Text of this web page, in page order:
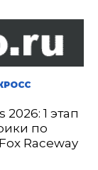
1 этап
по
Raceway